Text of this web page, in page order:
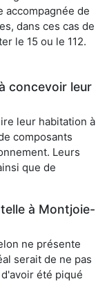
accompagnée de
dans ces cas de
le 15 ou le 112.
concevoir leur
leur habitation à
composants
Leurs
que de
à Montjoie-
ne présente
serait de ne pas
été piqué